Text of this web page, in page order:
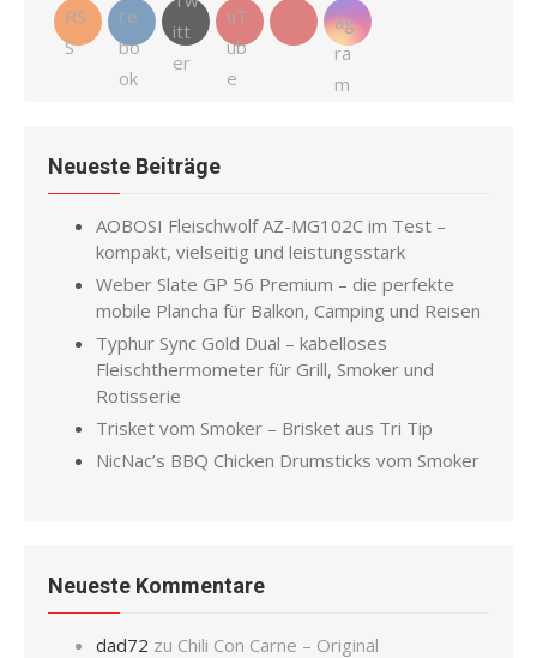
Neueste Beiträge
AOBOSI Fleischwolf AZ-MG102C im Test –
kompakt, vielseitig und leistungsstark
Weber Slate GP 56 Premium – die perfekte
mobile Plancha für Balkon, Camping und Reisen
Typhur Sync Gold Dual – kabelloses
Fleischthermometer für Grill, Smoker und
Rotisserie
Trisket vom Smoker – Brisket aus Tri Tip
NicNac’s BBQ Chicken Drumsticks vom Smoker
Neueste Kommentare
dad72 zu Chili Con Carne – Original